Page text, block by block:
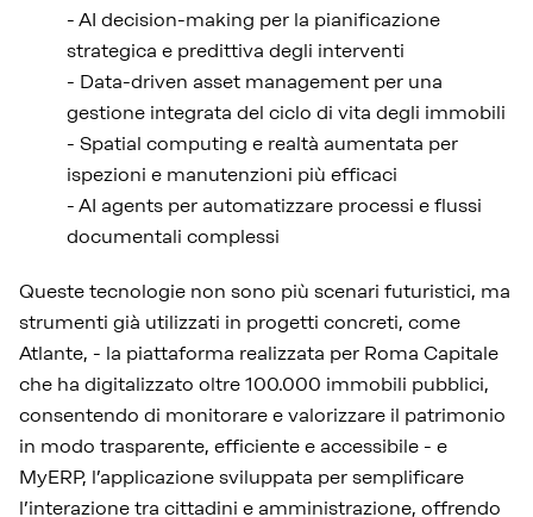
- AI decision-making per la pianificazione
strategica e predittiva degli interventi
- Data-driven asset management per una
gestione integrata del ciclo di vita degli immobili
- Spatial computing e realtà aumentata per
ispezioni e manutenzioni più efficaci
- AI agents per automatizzare processi e flussi
documentali complessi
Queste tecnologie non sono più scenari futuristici, ma
strumenti già utilizzati in progetti concreti, come
Atlante, - la piattaforma realizzata per Roma Capitale
che ha digitalizzato oltre 100.000 immobili pubblici,
consentendo di monitorare e valorizzare il patrimonio
in modo trasparente, efficiente e accessibile - e
MyERP, l’applicazione sviluppata per semplificare
l’interazione tra cittadini e amministrazione, offrendo